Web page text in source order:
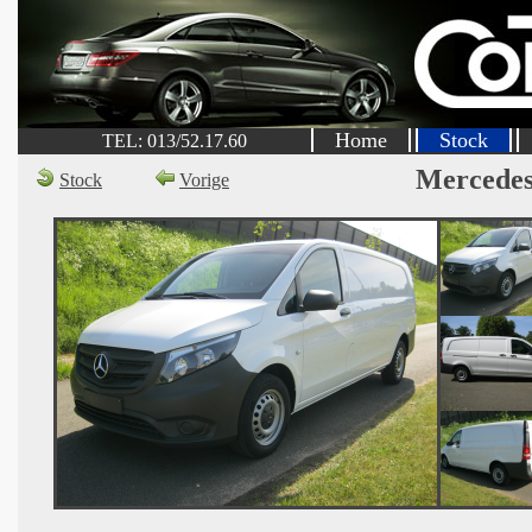
TEL: 013/52.17.60 Home Stock
Stock Vorige